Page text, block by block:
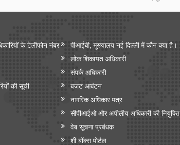
के टेलीफोन नंबर
पीआईबी, मुख्यालय नई दिल्ली में कौन क्या है।
लोक शिकायत अधिकारी
संपर्क अधिकारी
की सूची
बजट आबंटन
नागरिक अधिकार पत्र
सीपीआईओ और अपी‍लीय अधिकारी की नियुक्ति
वेब सूचना प्रबंधक
शी बॉक्स पोर्टल